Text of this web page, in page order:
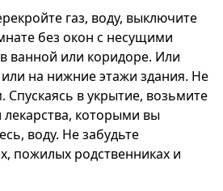
газ, воду, выключите
без окон с несущими
ванной или коридоре. Или
или на нижние этажи здания. Не
Спускаясь в укрытие, возьмите
которыми вы
воду. Не забудьте
пожилых родственниках и